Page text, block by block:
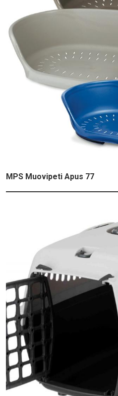
MPS Muovipeti Apus 77